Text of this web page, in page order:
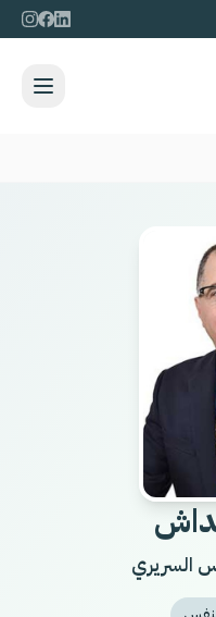
السريري